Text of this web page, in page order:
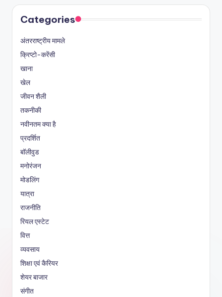
Categories
अंतरराष्ट्रीय मामले
क्रिप्टो-करेंसी
खाना
खेल
जीवन शैली
तकनीकी
नवीनतम क्या है
प्रदर्शित
बॉलीवुड
मनोरंजन
मोडलिंग
यात्रा
राजनीति
रियल एस्टेट
वित्त
व्यवसाय
शिक्षा एवं कैरियर
शेयर बाजार
संगीत